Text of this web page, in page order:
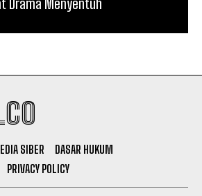
SIBER
DASAR HUKUM
PRIVACY POLICY